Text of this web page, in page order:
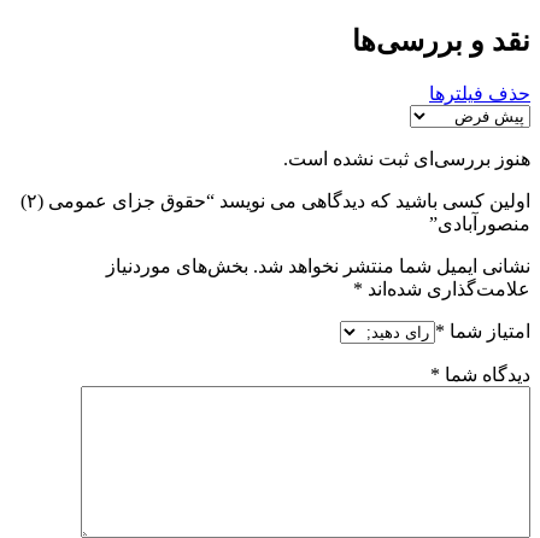
نقد و بررسی‌ها
حذف فیلترها
هنوز بررسی‌ای ثبت نشده است.
اولین کسی باشید که دیدگاهی می نویسد “حقوق جزای عمومی (۲)
منصورآبادی”
نشانی ایمیل شما منتشر نخواهد شد. بخش‌های موردنیاز
علامت‌گذاری شده‌اند *
امتیاز شما *
دیدگاه شما *